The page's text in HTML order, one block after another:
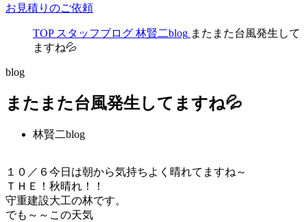
お見積りのご依頼
TOP スタッフブログ 林賢二blog またまた台風発生して
ますね💦
blog
またまた台風発生してますね💦
林賢二blog
１０／６今日は朝から気持ちよく晴れてますね～
ＴＨＥ！秋晴れ！！
守重建設大工の林です。
でも～～この天気